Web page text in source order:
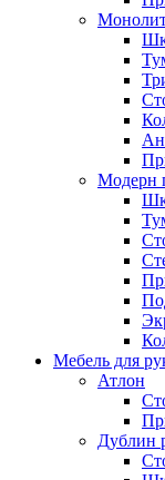
Модерн
Мебель для
Атлон
Дублин